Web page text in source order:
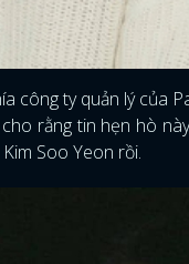
công ty quản lý của
rằng tin hẹn hò
Soo Yeon rồi.